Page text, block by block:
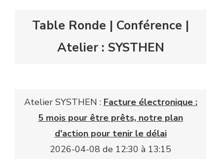
Table Ronde | Conférence |
Atelier : SYSTHEN
Atelier SYSTHEN : Facture électronique :
5 mois pour être prêts, notre plan
d'action pour tenir le délai
2026-04-08 de 12:30 à 13:15